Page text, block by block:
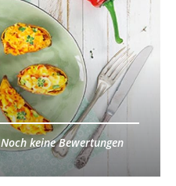
Noch keine Bewertungen